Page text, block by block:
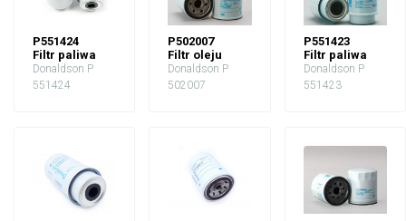
P551424
Filtr paliwa
Donaldson P
551424
P502007
Filtr oleju
Donaldson P
502007
P551423
Filtr paliwa
Donaldson P
551423